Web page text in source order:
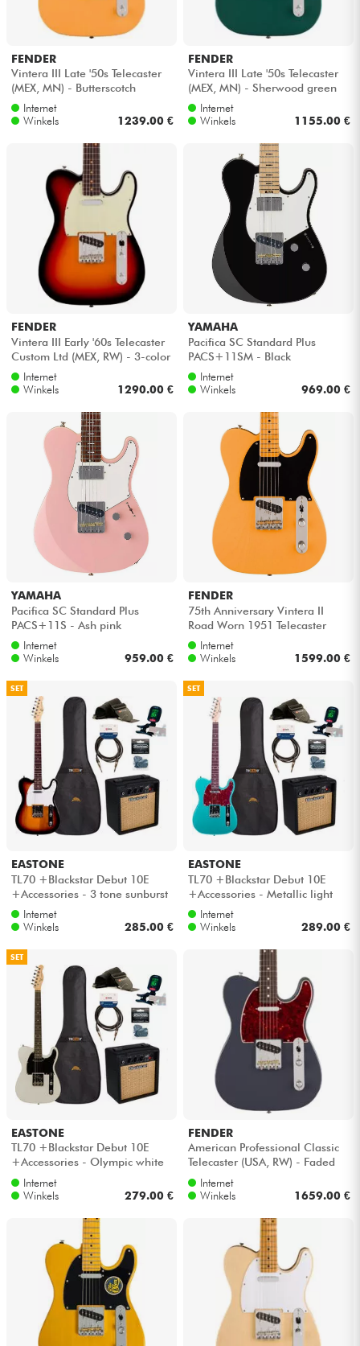
FENDER
Vintera III Late '50s Telecaster
(MEX, MN) - Butterscotch
blonde
Internet
Winkels
1239.00 €
FENDER
Vintera III Late '50s Telecaster
(MEX, MN) - Sherwood green
metallic
Internet
Winkels
1155.00 €
FENDER
Vintera III Early '60s Telecaster
Custom Ltd (MEX, RW) - 3-color
sunburst
Internet
Winkels
1290.00 €
YAMAHA
Pacifica SC Standard Plus
PACS+11SM - Black
Internet
Winkels
969.00 €
YAMAHA
Pacifica SC Standard Plus
PACS+11S - Ash pink
Internet
Winkels
959.00 €
FENDER
75th Anniversary Vintera II
Road Worn 1951 Telecaster
(MEX, MN) - Butterscotch
blonde
Internet
Winkels
1599.00 €
SET
EASTONE
TL70 +Blackstar Debut 10E
+Accessories - 3 tone sunburst
Internet
Winkels
285.00 €
SET
EASTONE
TL70 +Blackstar Debut 10E
+Accessories - Metallic light
blueInternet
Winkels
289.00 €
SET
EASTONE
TL70 +Blackstar Debut 10E
+Accessories - Olympic white
Internet
Winkels
279.00 €
FENDER
American Professional Classic
Telecaster (USA, RW) - Faded
blackInternet
Winkels
1659.00 €